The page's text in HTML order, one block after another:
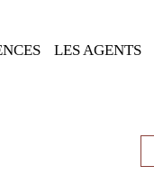
LES AGENTS